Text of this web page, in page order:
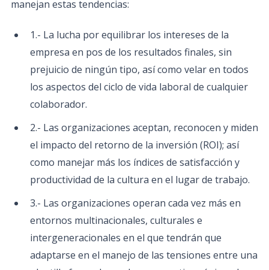
manejan estas tendencias:
1.- La lucha por equilibrar los intereses de la
empresa en pos de los resultados finales, sin
prejuicio de ningún tipo, así como velar en todos
los aspectos del ciclo de vida laboral de cualquier
colaborador.
2.- Las organizaciones aceptan, reconocen y miden
el impacto del retorno de la inversión (ROI); así
como manejar más los índices de satisfacción y
productividad de la cultura en el lugar de trabajo.
3.- Las organizaciones operan cada vez más en
entornos multinacionales, culturales e
intergeneracionales en el que tendrán que
adaptarse en el manejo de las tensiones entre una